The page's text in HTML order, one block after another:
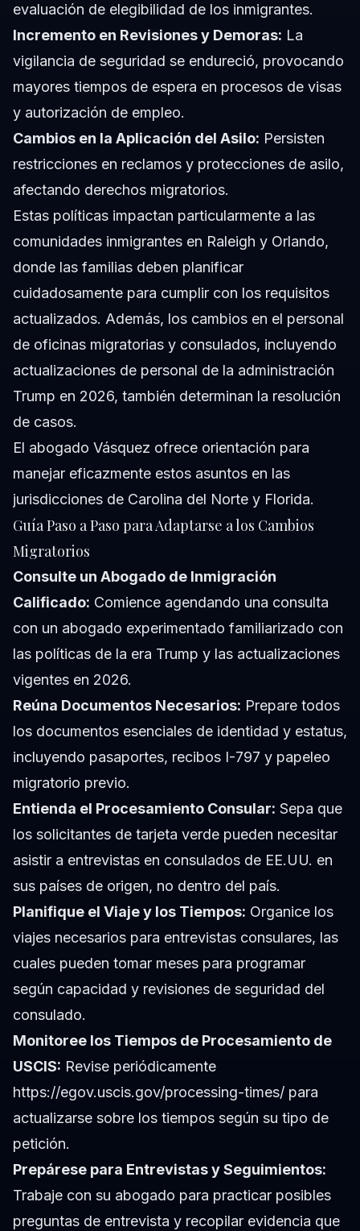
evaluación de elegibilidad de los inmigrantes.
Incremento en Revisiones y Demoras: La
vigilancia de seguridad se endureció, provocando
mayores tiempos de espera en procesos de visas
y autorización de empleo.
Cambios en la Aplicación del Asilo: Persisten
restricciones en reclamos y protecciones de asilo,
afectando derechos migratorios.
Estas políticas impactan particularmente a las
comunidades inmigrantes en Raleigh y Orlando,
donde las familias deben planificar
cuidadosamente para cumplir con los requisitos
actualizados. Además, los cambios en el personal
de oficinas migratorias y consulados, incluyendo
actualizaciones de personal de la administración
Trump en 2026, también determinan la resolución
de casos.
El abogado Vásquez ofrece orientación para
manejar eficazmente estos asuntos en las
jurisdicciones de Carolina del Norte y Florida.
Guía Paso a Paso para Adaptarse a los Cambios
Migratorios
Consulte un Abogado de Inmigración
Calificado: Comience agendando una consulta
con un abogado experimentado familiarizado con
las políticas de la era Trump y las actualizaciones
vigentes en 2026.
Reúna Documentos Necesarios: Prepare todos
los documentos esenciales de identidad y estatus,
incluyendo pasaportes, recibos I-797 y papeleo
migratorio previo.
Entienda el Procesamiento Consular: Sepa que
los solicitantes de tarjeta verde pueden necesitar
asistir a entrevistas en consulados de EE.UU. en
sus países de origen, no dentro del país.
Planifique el Viaje y los Tiempos: Organice los
viajes necesarios para entrevistas consulares, las
cuales pueden tomar meses para programar
según capacidad y revisiones de seguridad del
consulado.
Monitoree los Tiempos de Procesamiento de
USCIS: Revise periódicamente
https://egov.uscis.gov/processing-times/ para
actualizarse sobre los tiempos según su tipo de
petición.
Prepárese para Entrevistas y Seguimientos:
Trabaje con su abogado para practicar posibles
preguntas de entrevista y recopilar evidencia que